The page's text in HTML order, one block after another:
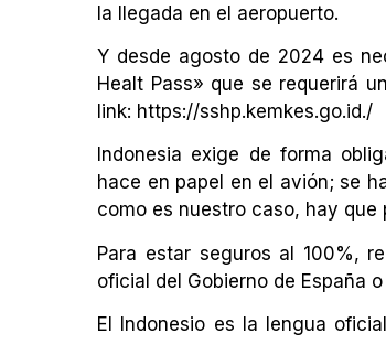
la llegada en el aeropuerto.
Y desde agosto de 2024 es
Healt Pass» que se requerirá
link: https://sshp.kemkes.go.id./
Indonesia exige de forma
hace en papel en el avión; se
como es nuestro caso, hay
Para estar seguros al 100%,
oficial del Gobierno de España
El Indonesio es la lengua